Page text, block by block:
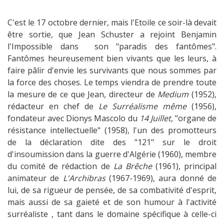
C'est le 17 octobre dernier, mais l'Etoile ce soir-là devait
être sortie, que Jean Schuster a rejoint Benjamin
l'Impossible dans son "paradis des fantômes".
Fantômes heureusement bien vivants que les leurs, à
faire pâlir d'envie les survivants que nous sommes par
la force des choses. Le temps viendra de prendre toute
la mesure de ce que Jean, directeur de Medium (1952),
rédacteur en chef de Le Surréalisme même(1956),
fondateur avec Dionys Mascolo du 14 Juillet, "organe de
résistance intellectuelle" (1958), l'un des promotteurs
de la déclaration dite des "121" sur le droit
d'insoumission dans la guerre d'Algérie (1960), membre
du comité de rédaction de La Brêche(1961), principal
animateur de L'Archibras(1967-1969), aura donné de
lui, de sa rigueur de pensée, de sa combativité d'esprit,
mais aussi de sa gaieté et de son humour à l'activité
surréaliste , tant dans le domaine spécifique à celle-ci